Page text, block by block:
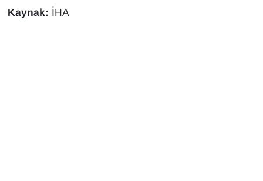
Kaynak: İHA